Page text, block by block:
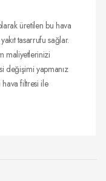
üretilen bu hava
tasarrufu sağlar.
maliyetlerinizi
değişimi yapmanız
filtresi ile